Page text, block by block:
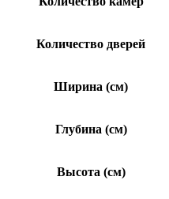
Количество дверей
Ширина (см)
Глубина (см)
Высота (см)